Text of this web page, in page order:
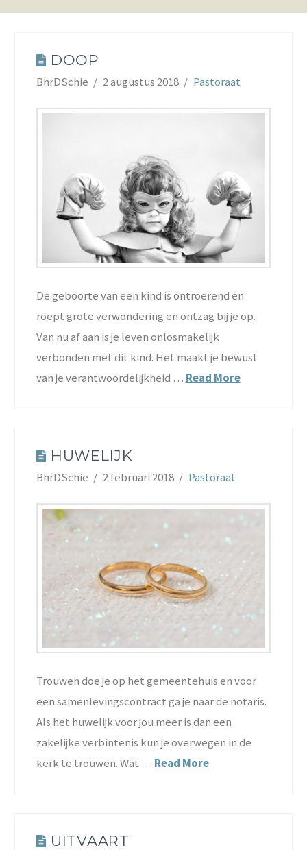
DOOP
BhrDSchie 2 augustus 2018 Pastoraat
De geboorte van een kind is ontroerend en
roept grote verwondering en ontzag bij je op.
Van nu af aan is je leven onlosmakelijk
verbonden met dit kind. Het maakt je bewust
van je verantwoordelijkheid … Read More
HUWELIJK
BhrDSchie 2 februari 2018 Pastoraat
Trouwen doe je op het gemeentehuis en voor
een samenlevingscontract ga je naar de notaris.
Als het huwelijk voor jou meer is dan een
zakelijke verbintenis kun je overwegen in de
kerk te trouwen. Wat … Read More
UITVAART